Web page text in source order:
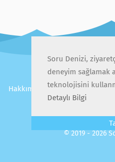
Hakkımızda İletişim Gizlilik
Sıkça
© 2019 - 2026
Soru Denizi,
deneyim sağlamak
teknolojisini
Detaylı Bilgi